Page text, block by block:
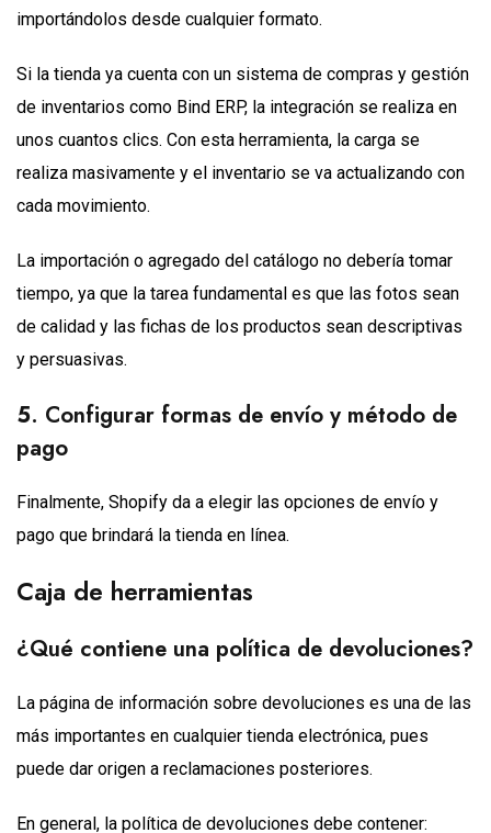
importándolos desde cualquier formato.
Si la tienda ya cuenta con un sistema de compras y gestión
de inventarios como Bind ERP, la integración se realiza en
unos cuantos clics. Con esta herramienta, la carga se
realiza masivamente y el inventario se va actualizando con
cada movimiento.
La importación o agregado del catálogo no debería tomar
tiempo, ya que la tarea fundamental es que las fotos sean
de calidad y las fichas de los productos sean descriptivas
y persuasivas.
5. Configurar formas de envío y método de
pago
Finalmente, Shopify da a elegir las opciones de envío y
pago que brindará la tienda en línea.
Caja de herramientas
¿Qué contiene una política de devoluciones?
La página de información sobre devoluciones es una de las
más importantes en cualquier tienda electrónica, pues
puede dar origen a reclamaciones posteriores.
En general, la política de devoluciones debe contener: